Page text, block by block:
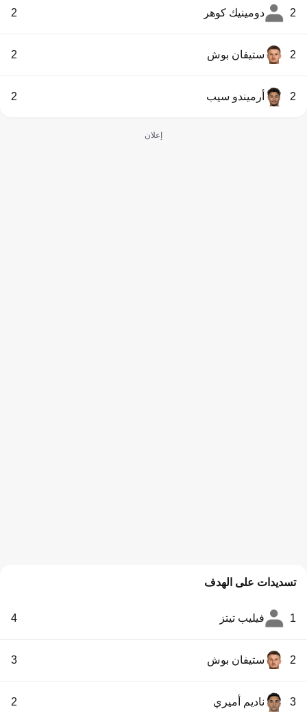
2 دومينيك كوهر 2
2 ستيفان بوش 2
2 أرميندو سيب 2
إعلان
تسديدات على الهدف
1 فيليب تيتز 4
2 ستيفان بوش 3
3 ناديم أميري 2